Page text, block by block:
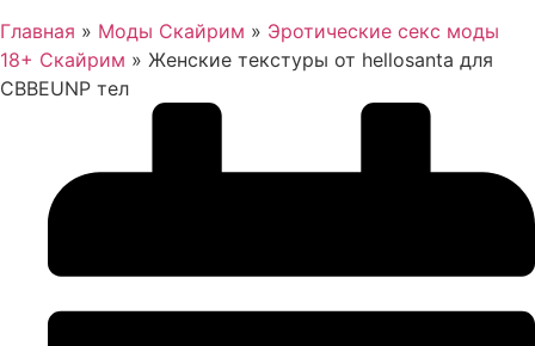
Главная » Моды Скайрим » Эротические секс моды
18+ Скайрим » Женские текстуры от hellosanta для
CBBEUNP тел